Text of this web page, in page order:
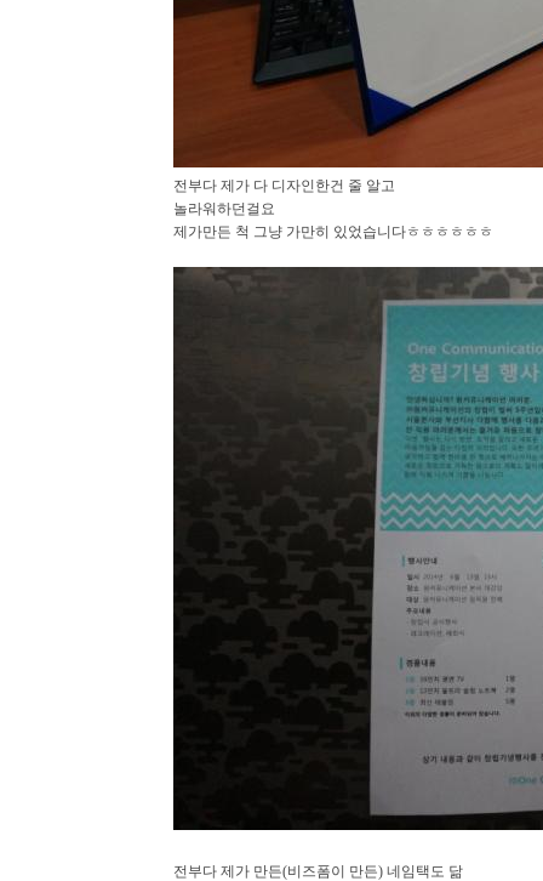
전부다 제가 다 디자인한건 줄 알고
놀라워하던걸요
제가만든 척 그냥 가만히 있었습니다ㅎㅎㅎㅎㅎㅎ
전부다 제가 만든(비즈폼이 만든) 네임택도 닮